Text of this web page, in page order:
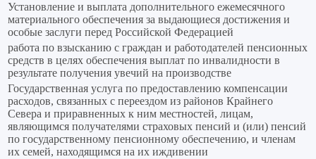
Установление и выплата дополнительного ежемесячного
материального обеспечения за выдающиеся достижения и
особые заслуги перед Российской Федерацией
работа по взысканию с граждан и работодателей пенсионных
средств в целях обеспечения выплат по инвалидности в
результате получения увечий на производстве
Государственная услуга по предоставлению компенсации
расходов, связанных с переездом из районов Крайнего
Севера и приравненных к ним местностей, лицам,
являющимся получателями страховых пенсий и (или) пенсий
по государственному пенсионному обеспечению, и членам
их семей, находящимся на их иждивении